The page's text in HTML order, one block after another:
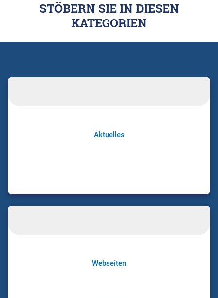
STÖBERN SIE IN DIESEN
KATEGORIEN
Aktuelles
Webseiten